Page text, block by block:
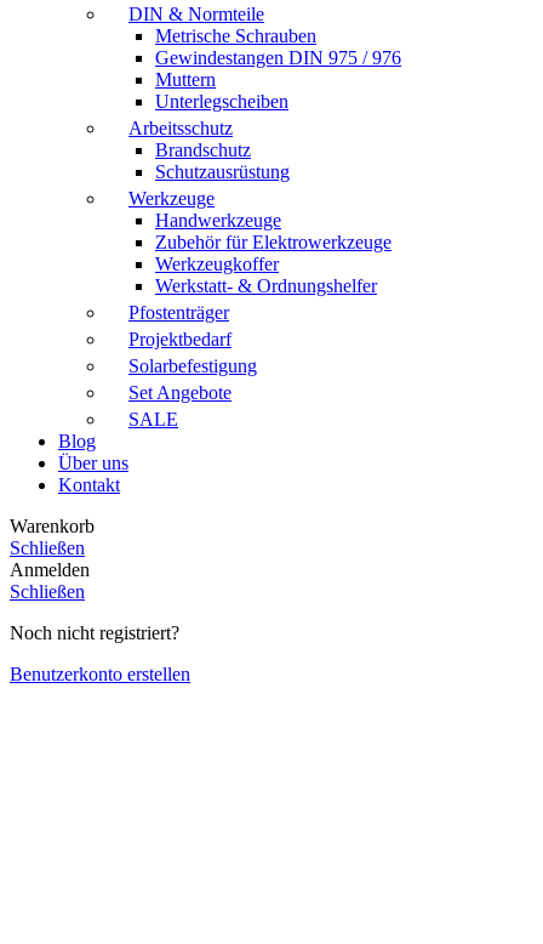
DIN & Normteile
Metrische Schrauben
Gewindestangen DIN 975 / 976
Muttern
Unterlegscheiben
Arbeitsschutz
Brandschutz
Schutzausrüstung
Werkzeuge
Handwerkzeuge
Zubehör für Elektrowerkzeuge
Werkzeugkoffer
Werkstatt- & Ordnungshelfer
Pfostenträger
Projektbedarf
Solarbefestigung
Set Angebote
SALE
Blog
Über uns
Kontakt
Warenkorb
Schließen
Anmelden
Schließen
Noch nicht registriert?
Benutzerkonto erstellen